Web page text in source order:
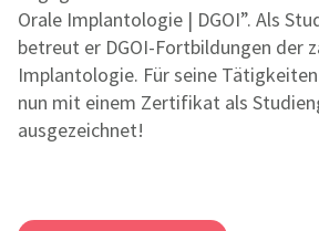
Orale Implantologie | DGOI”. Als
betreut er DGOI-Fortbildungen der
Implantologie. Für seine
nun mit einem Zertifikat als
ausgezeichnet!